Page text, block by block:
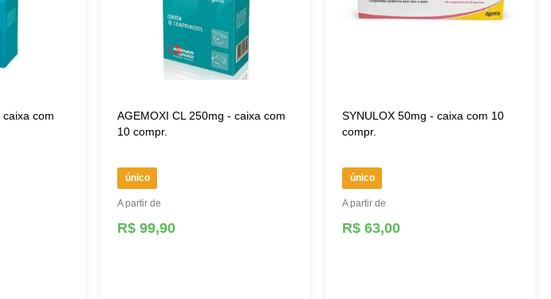
caixa com
AGEMOXI CL 250mg - caixa com
10 compr.
único
A partir de
R$ 99,90
SYNULOX 50mg - caixa com 10
compr.
único
A partir de
R$ 63,00